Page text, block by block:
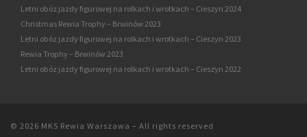
Letni obóz jazdy figurowej na rolkach i wrotkach – Cieszyn 2024
Christmas Rewia Trophy – Brwinów 2023
Letni obóz jazdy figurowej na rolkach i wrotkach – Cieszyn 2023
Rewia Trophy – Brwinów 2023
Letni obóz jazdy figurowej na rolkach i wrotkach – Cieszyn 2022
© 2026 MKS Rewia Warszawa – All rights reserved